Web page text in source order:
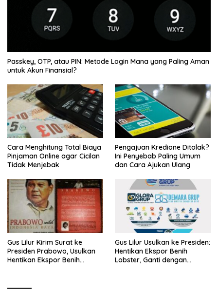
Passkey, OTP, atau PIN: Metode Login Mana yang Paling Aman
untuk Akun Finansial?
Cara Menghitung Total Biaya
Pinjaman Online agar Cicilan
Tidak Menjebak
Pengajuan Kredione Ditolak?
Ini Penyebab Paling Umum
dan Cara Ajukan Ulang
Gus Lilur Kirim Surat ke
Presiden Prabowo, Usulkan
Hentikan Ekspor Benih
Gus Lilur Usulkan ke Presiden:
Hentikan Ekspor Benih
Lobster, Ganti dengan